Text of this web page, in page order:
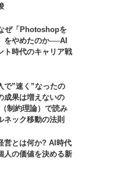
ぜ「Photoshopを
をやめたのか──AI
ト時代のキャリア戦
で”速く”なったの
成果は増えないの
制約理論）で読み
ネック移動の法則
営とは何か? AI時代
人の価値を決める新